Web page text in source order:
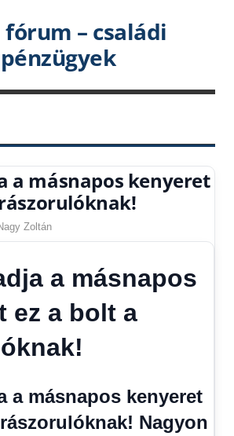
– családi
pénzügyek
a másnapos kenyeret
Zoltán
Egyéb,
Hírek
kézből
a másnapos
ez a bolt a
a másnapos kenyeret
Nagyon